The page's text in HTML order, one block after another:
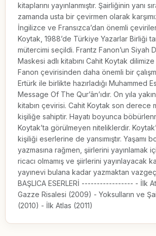
kitaplarını yayınlanmıştır. Şairliğinin yanı
zamanda usta bir çevirmen olarak
İngilizce ve Fransızca’dan önemli
Koytak, 1988’de Türkiye Yazarlar Birliği
mütercimi seçildi. Frantz Fanon’un Siyah
Maskesi adlı kitabını Cahit Koytak
Fanon çevirisinden daha önemli bir
Ertürk ile birlikte hazırladığı Muhammed
Message Of The Qur’ân’ıdır. On yıla
kitabın çevirisi. Cahit Koytak son derece
kişiliğe sahiptir. Hayatı boyunca
Koytak’ta görülmeyen niteliklerdir.
kişiliği eserlerine de yansımıştır. Yaşamı
yazmasına rağmen, şiirlerini yayınlamak
ricacı olmamış ve şiirlerini yayınlayacak
yayınevi bulana kadar yazmaktan
BAŞLICA ESERLERİ ----------------- - İlk
Gazze Risalesi (2009) - Yoksulların ve
(2010) - İlk Atlas (2011)